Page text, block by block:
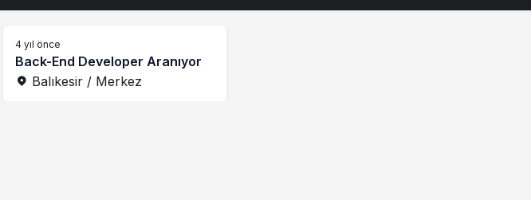
4 yıl önce
Back-End Developer Aranıyor
Balıkesir / Merkez